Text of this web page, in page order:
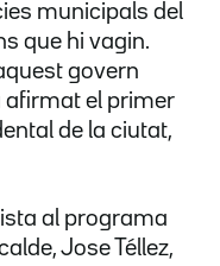
municipals del
que hi vagin.
govern
afirmat el primer
de la ciutat,
al programa
Jose Téllez,